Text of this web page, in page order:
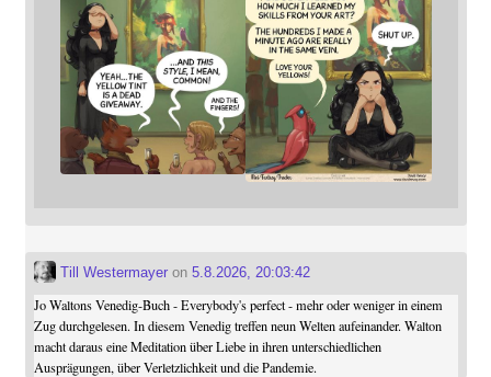
Till Westermayeron 5.8.2026, 20:03:42
Jo Waltons Venedig-Buch - Everybody's perfect - mehr oder weniger in einem
Zug durchgelesen. In diesem Venedig treffen neun Welten aufeinander. Walton
macht daraus eine Meditation über Liebe in ihren unterschiedlichen
Ausprägungen, über Verletzlichkeit und die Pandemie.